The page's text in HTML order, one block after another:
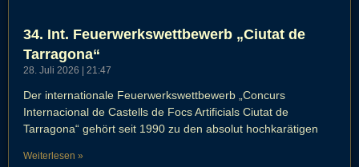
34. Int. Feuerwerkswettbewerb „Ciutat de
Tarragona“
28. Juli 2026 21:47
Der internationale Feuerwerkswettbewerb „Concurs
Internacional de Castells de Focs Artificials Ciutat de
Tarragona“ gehört seit 1990 zu den absolut hochkarätigen
Weiterlesen »